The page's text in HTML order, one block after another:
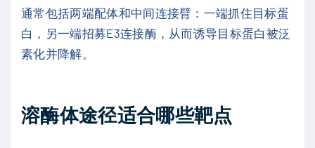
通常包括两端配体和中间连接臂：一端抓住目标蛋
白，另一端招募E3连接酶，从而诱导目标蛋白被泛
素化并降解。
溶酶体途径适合哪些靶点